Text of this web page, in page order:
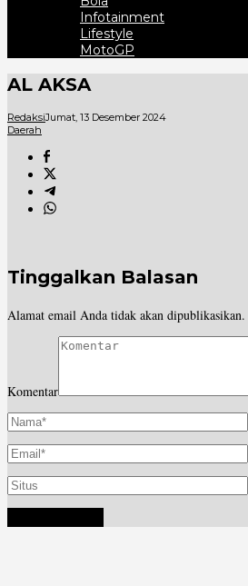
Infotainment
Lifestyle
MotoGP
AL AKSA
RedaksiJumat, 13 Desember 2024
Daerah
Tinggalkan Balasan
Alamat email Anda tidak akan dipublikasikan.
Komentar